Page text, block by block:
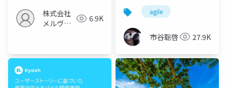
株式会社
メルヴェ
6.9K
agile
市谷聡啓 27.9K